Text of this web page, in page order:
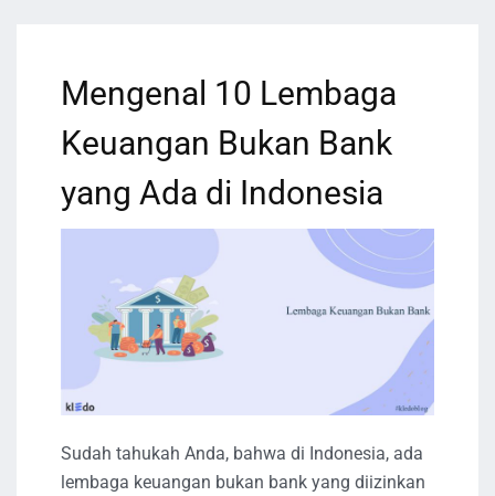
Mengenal 10 Lembaga
Keuangan Bukan Bank
yang Ada di Indonesia
Sudah tahukah Anda, bahwa di Indonesia, ada
lembaga keuangan bukan bank yang diizinkan